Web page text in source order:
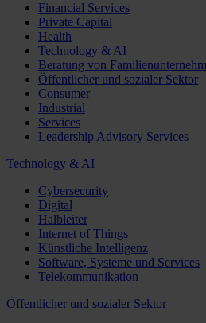
Financial Services
Private Capital
Health
Technology & AI
Beratung von
Öffentlicher und sozialer Sektor
Consumer
Industrial
Services
Leadership Advisory Services
Technology & AI
Cybersecurity
Digital
Halbleiter
Internet of Things
Künstliche Intelligenz
Software, Systeme und Services
Telekommunikation
Öffentlicher und sozialer Sektor